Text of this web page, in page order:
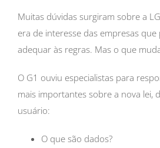
Muitas dúvidas surgiram sobre a
era de interesse das empresas que
adequar às regras. Mas o que
O G1 ouviu especialistas para
mais importantes sobre a nova lei,
usuário:
O que são dados?